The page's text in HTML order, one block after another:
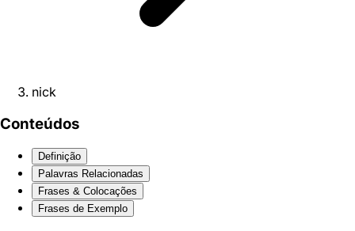
nick
Conteúdos
Definição
Palavras Relacionadas
Frases & Colocações
Frases de Exemplo